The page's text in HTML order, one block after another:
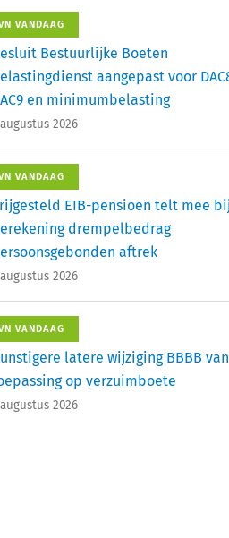
VANDAAG
Bestuurlijke Boeten
aangepast voor
en minimumbelasting
2026
VANDAAG
EIB-pensioen telt mee
drempelbedrag
aftrek
2026
VANDAAG
latere wijziging BBBB van
op verzuimboete
2026